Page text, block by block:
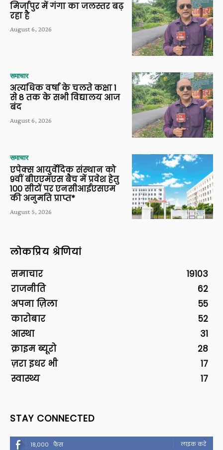
मिर्जापुर में गंगा का जलस्तर बढ़
रहा है
August 6, 2026
समाचार
अत्यधिक वर्षा के चलते कक्षा 1
से 8 तक के सभी विद्यालय आज
बंद
August 6, 2026
समाचार
एपेक्स आयुर्वेदिक संस्थान को
9वीं बीएएमएस बैच में प्रवेश हेतु
100 सीटों पर एनसीआईएसएम
की अनुमति प्राप्त*
August 5, 2026
लोकप्रिय श्रेणियां
समाचार
19103
राजनीति
62
अपना ज़िला
55
कारोबार
52
आस्था
31
क्राइम ब्यूरो
28
ज़रा इधर भी
17
स्वास्थ्य
17
STAY CONNECTED
18,000 फैंस लाइक करें